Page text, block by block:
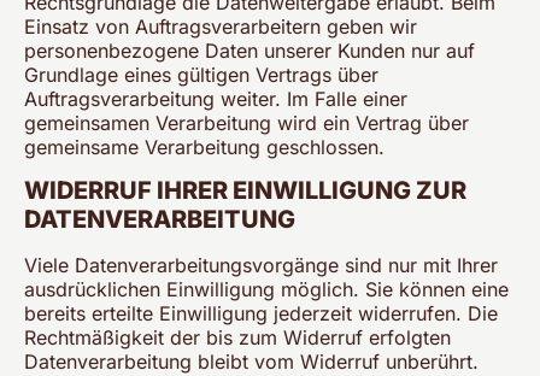
Einsatz von Auftragsverarbeitern geben wir
personenbezogene Daten unserer Kunden nur auf
Grundlage eines gültigen Vertrags über
Auftragsverarbeitung weiter. Im Falle einer
gemeinsamen Verarbeitung wird ein Vertrag über
gemeinsame Verarbeitung geschlossen.
WIDERRUF IHRER EINWILLIGUNG ZUR
DATENVERARBEITUNG
Viele Datenverarbeitungsvorgänge sind nur mit Ihrer
ausdrücklichen Einwilligung möglich. Sie können eine
bereits erteilte Einwilligung jederzeit widerrufen. Die
Rechtmäßigkeit der bis zum Widerruf erfolgten
Datenverarbeitung bleibt vom Widerruf unberührt.